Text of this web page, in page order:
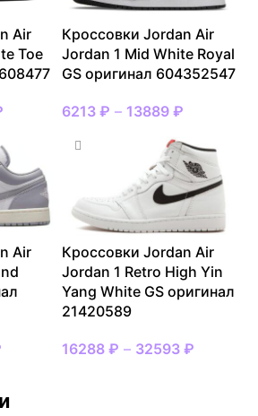
Air
Toe
Кроссовки Jordan Air
Jordan 1 Mid White Royal
GS оригинал 604352547
6213 ₽ – 13889 ₽
Air
Кроссовки Jordan Air
Jordan 1 Retro High Yin
Yang White GS оригинал
21420589
16288 ₽ – 32593 ₽